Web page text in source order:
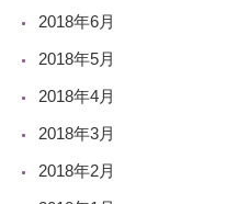
2018年6月
2018年5月
2018年4月
2018年3月
2018年2月